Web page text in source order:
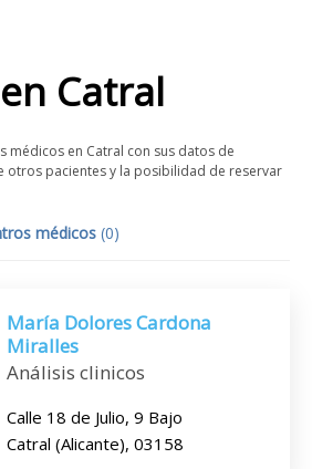
en Catral
médicos en Catral con sus datos de
otros pacientes y la posibilidad de reservar
médicos (0)
María Dolores Cardona
Miralles
Análisis clinicos
Calle 18 de Julio, 9 Bajo
Catral (Alicante), 03158